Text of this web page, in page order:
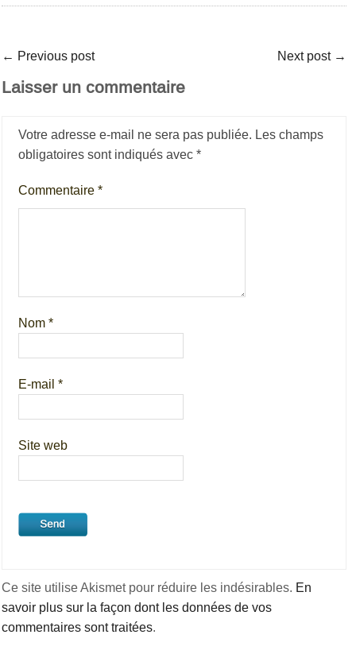
← Previous post Next post →
Laisser un commentaire
Votre adresse e-mail ne sera pas publiée. Les champs
obligatoires sont indiqués avec*
Commentaire*
Nom*
E-mail*
Site web
Ce site utilise Akismet pour réduire les indésirables. En
savoir plus sur la façon dont les données de vos
commentaires sont traitées.